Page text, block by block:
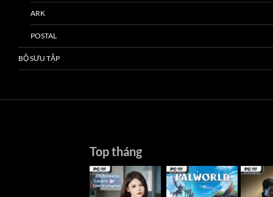
ARK
POSTAL
BỘ SƯU TẬP
Top tháng